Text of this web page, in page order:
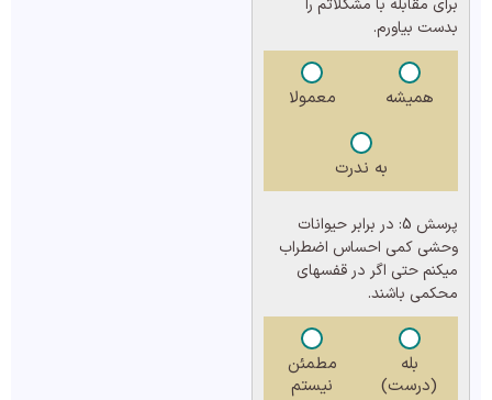
برای مقابله با مشکلاتم را
بدست بیاورم.
همیشه معمولا
به ندرت
پرسش 5:
در برابر حیوانات
وحشی کمی احساس اضطراب
میکنم حتی اگر در قفسهای
محکمی باشند.
بله
(درست)
مطمئن
نیستم